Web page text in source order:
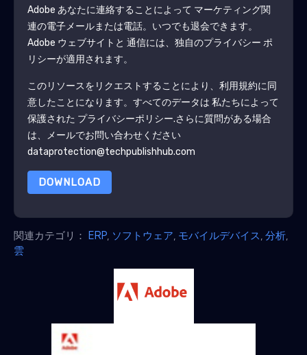
Adobe あなたに連絡することによって マーケティング関
連の電子メールまたは電話。いつでも退会できます。
Adobe ウェブサイトと 通信には、独自のプライバシー ポ
リシーが適用されます。
このリソースをリクエストすることにより、利用規約に同
意したことになります。すべてのデータは 私たちによって
保護された プライバシーポリシー.さらに質問がある場合
は、メールでお問い合わせください
dataprotection@techpublishhub.com
DOWNLOAD
関連カテゴリ： ERP ソフトウェア モバイルデバイス 分析
雲